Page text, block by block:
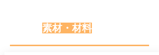
素材・材料